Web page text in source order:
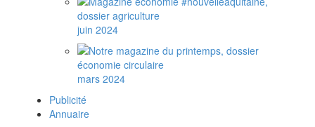
juin 2024
mars 2024
Publicité
Annuaire